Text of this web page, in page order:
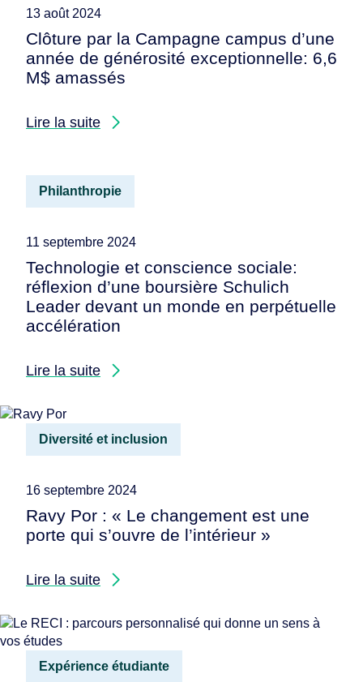
13 août 2024
Clôture par la Campagne campus d’une
année de générosité exceptionnelle: 6,6
M$ amassés
Lire la suite
Philanthropie
11 septembre 2024
Technologie et conscience sociale:
réflexion d’une boursière Schulich
Leader devant un monde en perpétuelle
accélération
Lire la suite
Diversité et inclusion
16 septembre 2024
Ravy Por : « Le changement est une
porte qui s’ouvre de l’intérieur »
Lire la suite
Expérience étudiante